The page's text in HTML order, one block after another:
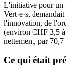
L'initiative pour un
Vert·e·s,
l'innovation, de
(environ CHF 3,5
nettement, par 70,7
Ce qui était